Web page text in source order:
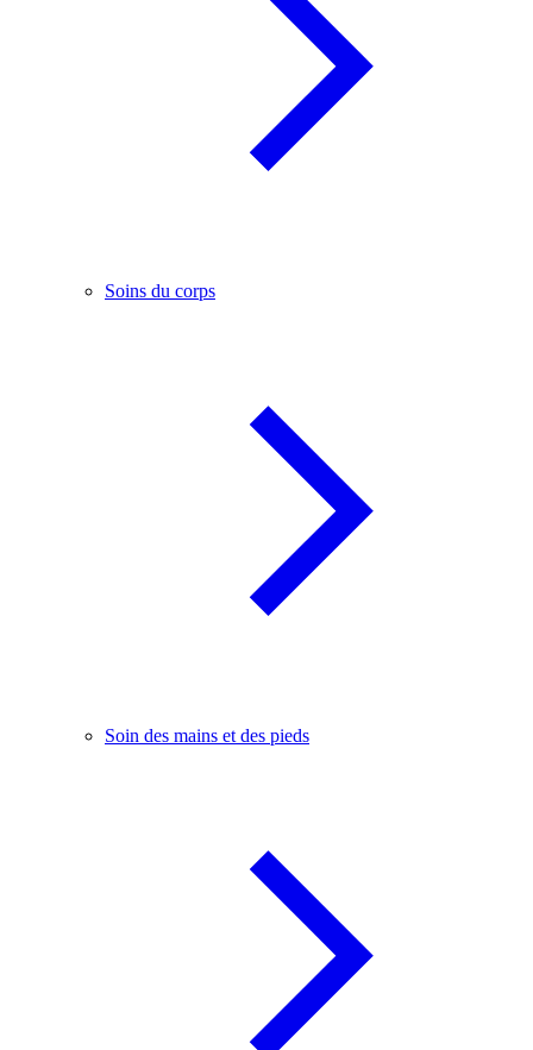
Soins du corps
Soin des mains et des pieds